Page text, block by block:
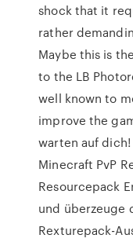
shock that it
rather
Maybe this is
to the LB
well known to
improve the
warten auf
Minecraft PvP
Resourcepack
und überzeuge
Rexturepack-